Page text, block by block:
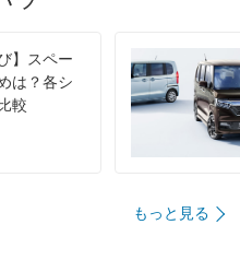
】スペー
は？各シ
較
もっと見る